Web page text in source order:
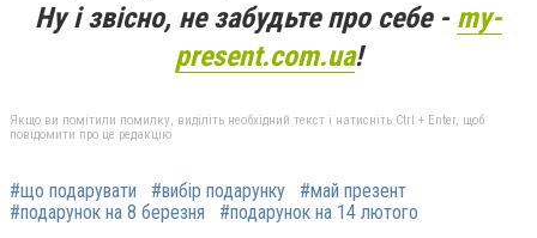
Ну і звісно, не забудьте про себе - my-
present.com.ua!
Якщо ви помітили помилку, виділіть необхідний текст і натисніть Ctrl + Enter, щоб
повідомити про це редакцію
#що подарувати #вибір подарунку
#май презент
#подарунок на 8 березня
#подарунок на 14 лютого